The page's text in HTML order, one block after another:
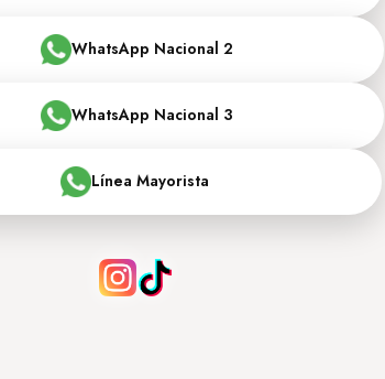
WhatsApp Nacional 2
WhatsApp Nacional 3
Línea Mayorista